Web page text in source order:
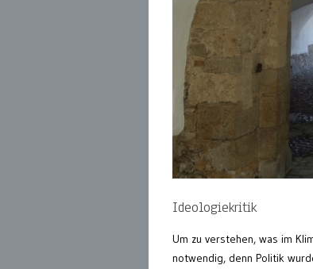
Ideologiekritik
Um zu verstehen, was im
notwendig, denn Politik